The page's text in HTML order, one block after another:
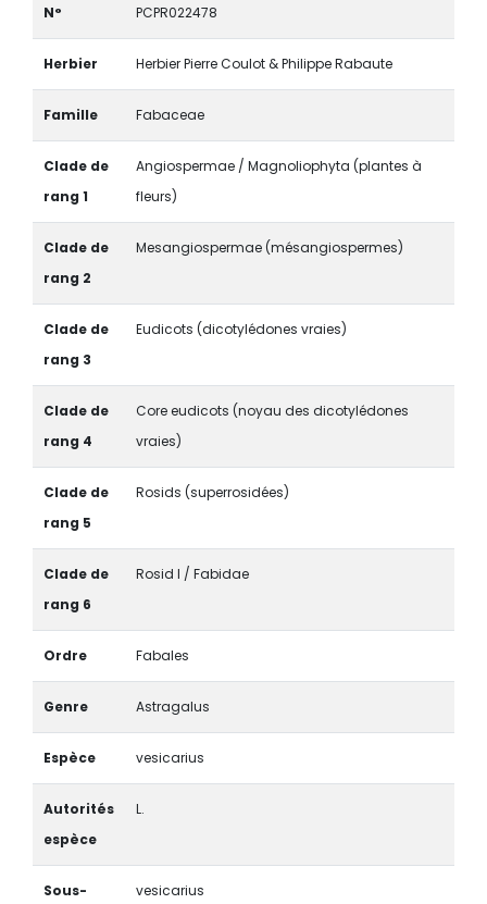
N° PCPR022478
Herbier Herbier Pierre Coulot & Philippe Rabaute
Famille Fabaceae
Clade de
rang 1
Angiospermae / Magnoliophyta (plantes à
fleurs)
Clade de
rang 2
Mesangiospermae (mésangiospermes)
Clade de
rang 3
Eudicots (dicotylédones vraies)
Clade de
rang 4
Core eudicots (noyau des dicotylédones
vraies)
Clade de
rang 5
Rosids (superrosidées)
Clade de
rang 6
Rosid I / Fabidae
Ordre Fabales
Genre Astragalus
Espèce vesicarius
Autorités
espèce
L.
Sous- vesicarius